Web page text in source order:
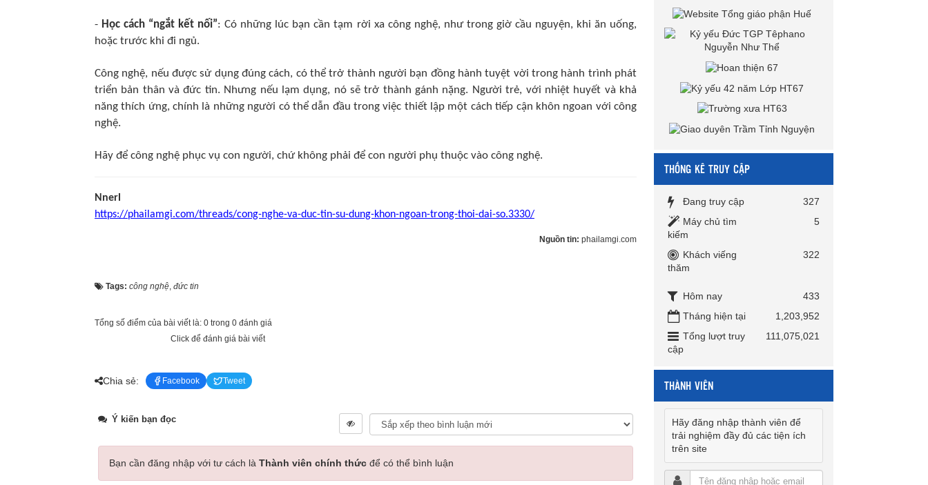
- Học cách “ngắt kết nối”: Có những lúc bạn cần tạm rời xa công nghệ, như trong giờ cầu nguyện, khi ăn uống,
hoặc trước khi đi ngủ.​
Công nghệ, nếu được sử dụng đúng cách, có thể trở thành người bạn đồng hành tuyệt vời trong hành trình phát
triển bản thân và đức tin. Nhưng nếu lạm dụng, nó sẽ trở thành gánh nặng. Người trẻ, với nhiệt huyết và khả
năng thích ứng, chính là những người có thể dẫn đầu trong việc thiết lập một cách tiếp cận khôn ngoan với công
nghệ.
Hãy để công nghệ phục vụ con người, chứ không phải để con người phụ thuộc vào công nghệ.​
Nnerl
https://phailamgi.com/threads/cong-nghe-va-duc-tin-su-dung-khon-ngoan-trong-thoi-dai-so.3330/
Nguồn tin: phailamgi.com
Tags: công nghệ, đức tin
Tổng số điểm của bài viết là: 0 trong 0 đánh giá
Click để đánh giá bài viết
Chia sẻ: Facebook Tweet
Ý kiến bạn đọc
Bạn cần đăng nhập với tư cách là Thành viên chính thức để có thể bình luận
THỐNG KÊ TRUY CẬP
Đang truy cập
327
Máy chủ tìm
kiếm
5
Khách viếng
thăm
322
Hôm nay
433
Tháng hiện tại
1,203,952
Tổng lượt truy
cập
111,075,021
THÀNH VIÊN
Hãy đăng nhập thành viên để
trải nghiệm đầy đủ các tiện ích
trên site